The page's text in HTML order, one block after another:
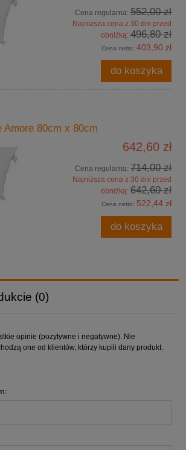
Cena regularna: 552,00 zł
Najniższa cena z 30 dni przed
obniżką: 496,80 zł
Cena netto: 403,90 zł
do koszyka
Amore 80cm x 80cm
642,60 zł
Cena regularna: 714,00 zł
Najniższa cena z 30 dni przed
obniżką: 642,60 zł
Cena netto: 522,44 zł
do koszyka
(0)
opinie (pozytywne i negatywne). Nie
one od klientów, którzy kupili dany produkt.